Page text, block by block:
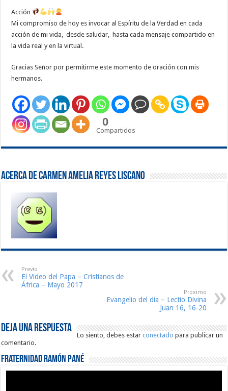
Acción
Mi compromiso de hoy es invocar al Espíritu de la Verdad en cada
acción de mi vida, desde saludar, hasta cada mensaje compartido en
la vida real y en la virtual.
Gracias Señor por permitirme este momento de oración con mis
hermanos.
0
Compartidos
Acerca de Carmen Amelia Reyes Liscano
Previo
El Video del Papa – Cristianos de
África – Mayo 2017
Proximo
Evangelio del día – Lectio Divina
Juan 16, 16-20
Deja una respuesta
Lo siento, debes estarconectado para publicar un
comentario.
Fraternidad Ramón Pané